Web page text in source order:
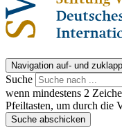
Navigation auf- und
Suche
wenn mindestens 2
Pfeiltasten, um durch die
Suche abschicken